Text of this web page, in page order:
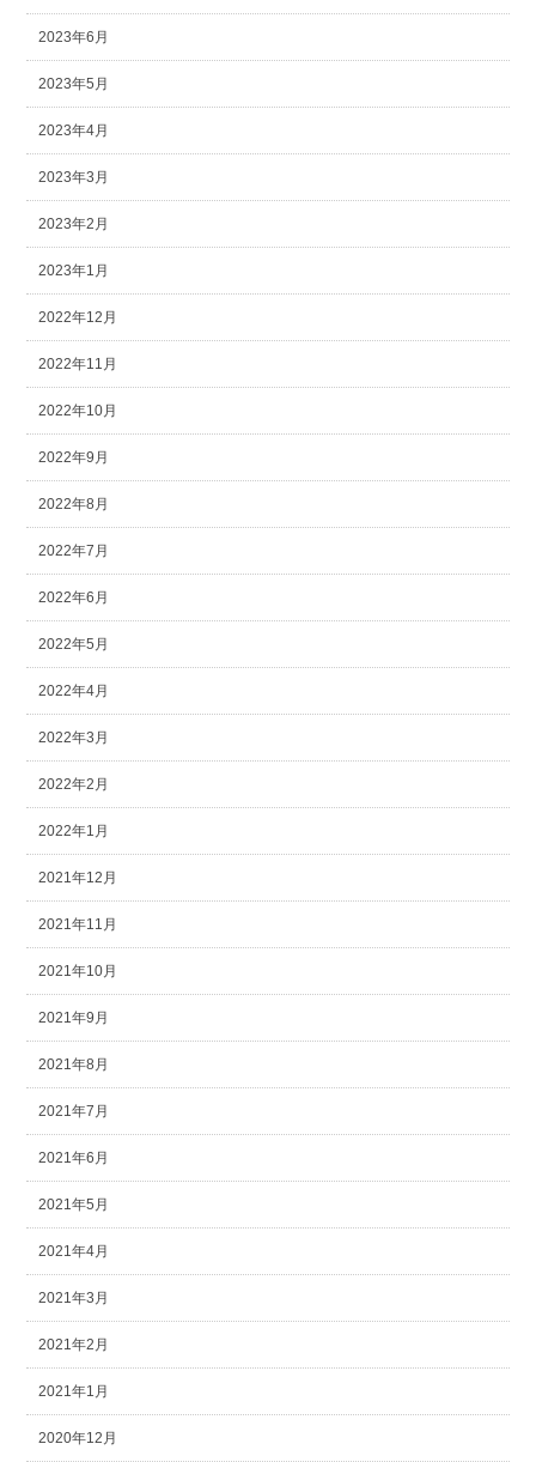
2023年6月
2023年5月
2023年4月
2023年3月
2023年2月
2023年1月
2022年12月
2022年11月
2022年10月
2022年9月
2022年8月
2022年7月
2022年6月
2022年5月
2022年4月
2022年3月
2022年2月
2022年1月
2021年12月
2021年11月
2021年10月
2021年9月
2021年8月
2021年7月
2021年6月
2021年5月
2021年4月
2021年3月
2021年2月
2021年1月
2020年12月